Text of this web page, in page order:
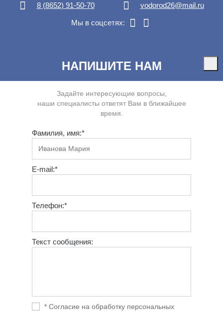
8 (8652) 91-50-70 vodorod26@mail.ru
Мы в соцсетях:
НАПИШИТЕ НАМ
Задайте интересующие вопросы,
наши специалисты ответят Вам в ближайшее
время.
Фамилия, имя:*
E-mail:*
Телефон:*
Текст сообщения:
* Согласие на обработку персональных